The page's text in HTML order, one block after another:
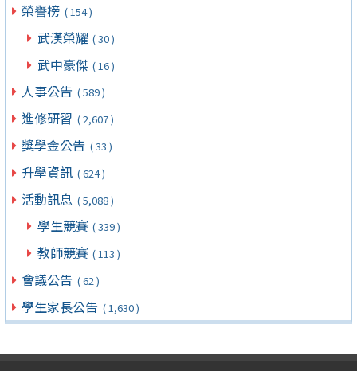
榮譽榜 ( 154 )
武漢榮耀 ( 30 )
武中豪傑 ( 16 )
人事公告 ( 589 )
進修研習 ( 2,607 )
獎學金公告 ( 33 )
升學資訊 ( 624 )
活動訊息 ( 5,088 )
學生競賽 ( 339 )
教師競賽 ( 113 )
會議公告 ( 62 )
學生家長公告 ( 1,630 )